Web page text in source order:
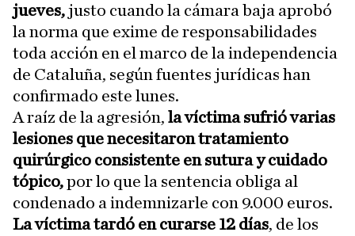
jueves,justo cuando la cámara baja aprobó
la norma que exime de responsabilidades
toda acción en el marco de la independencia
de Cataluña, según fuentes jurídicas han
confirmado este lunes.
A raíz de la agresión, la víctima sufrió varias
lesiones que necesitaron tratamiento
quirúrgico consistente en sutura y cuidado
tópico,por lo que la sentencia obliga al
condenado a indemnizarle con 9.000 euros.
La víctima tardó en curarse 12 días, de los